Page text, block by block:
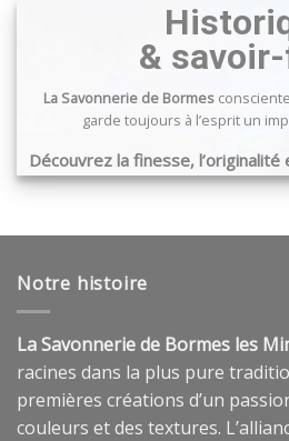
&
La Savonnerie de Bormes
garde toujours à l’esprit un
Découvrez la finesse,
produits …
Notre histoire
La Savonnerie de Bormes les
racines dans la plus pure
premières créations d’un
couleurs et des textures.